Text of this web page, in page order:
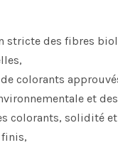
stricte des fibres
colorants
et
colorants, solidité